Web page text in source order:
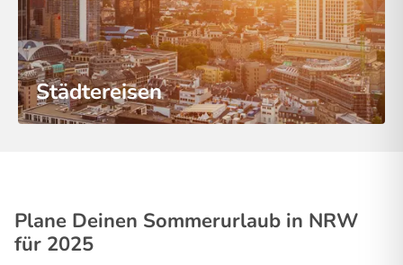
Städtereisen
Plane Deinen Sommerurlaub in NRW
für 2025